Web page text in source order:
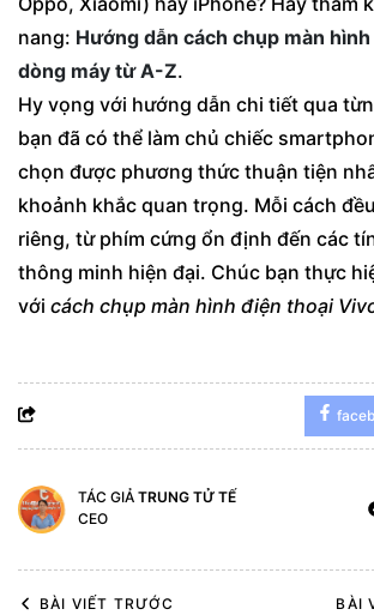
nang: Hướng dẫn cách chụp màn
dòng máy từ A-Z.
Hy vọng với hướng dẫn chi tiết qua
bạn đã có thể làm chủ chiếc
chọn được phương thức thuận tiện
khoảnh khắc quan trọng. Mỗi cách
riêng, từ phím cứng ổn định đến các
thông minh hiện đại. Chúc bạn thực
với cách chụp màn hình điện thoại
TÁC GIẢ TRUNG TỬ TẾ
CEO
BÀI VIẾT TRƯỚC BÀI